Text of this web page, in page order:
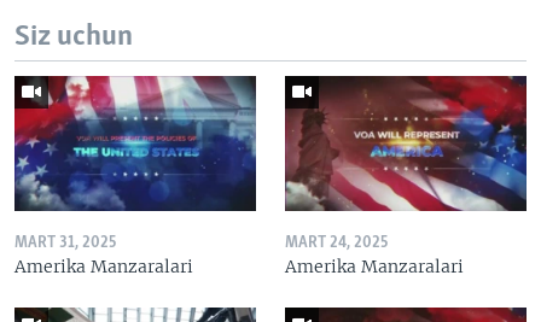
Siz uchun
MART 31, 2025
Amerika Manzaralari
MART 24, 2025
Amerika Manzaralari